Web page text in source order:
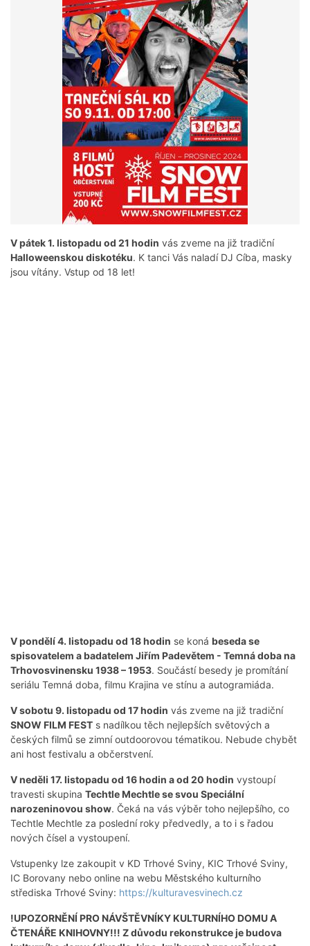
V pátek 1. listopadu od 21 hodin vás zveme na již tradiční
Halloweenskou diskotéku. K tanci Vás naladí DJ Cíba, masky
jsou vítány. Vstup od 18 let!
V pondělí 4. listopadu od 18 hodin se koná beseda se
spisovatelem a badatelem Jiřím Padevětem - Temná doba na
Trhovosvinensku 1938 – 1953. Součástí besedy je promítání
seriálu Temná doba, filmu Krajina ve stínu a autogramiáda.
V sobotu 9. listopadu od 17 hodin vás zveme na již tradiční
SNOW FILM FEST s nadílkou těch nejlepších světových a
českých filmů se zimní outdoorovou tématikou. Nebude chybět
ani host festivalu a občerstvení.
V neděli 17. listopadu od 16 hodin a od 20 hodin vystoupí
travesti skupina Techtle Mechtle se svou Speciální
narozeninovou show. Čeká na vás výběr toho nejlepšího, co
Techtle Mechtle za poslední roky předvedly, a to i s řadou
nových čísel a vystoupení.
Vstupenky lze zakoupit v KD Trhové Sviny, KIC Trhové Sviny,
IC Borovany nebo online na webu Městského kulturního
střediska Trhové Sviny: https://kulturavesvinech.cz
!UPOZORNĚNÍ PRO NÁVŠTĚVNÍKY KULTURNÍHO DOMU A
ČTENÁŘE KNIHOVNY!!! Z důvodu rekonstrukce je budova